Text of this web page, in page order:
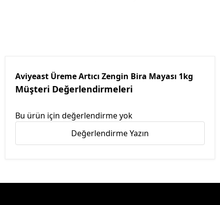
Aviyeast Üreme Artıcı Zengin Bira Mayası 1kg
Müşteri Değerlendirmeleri
Bu ürün için değerlendirme yok
Değerlendirme Yazın